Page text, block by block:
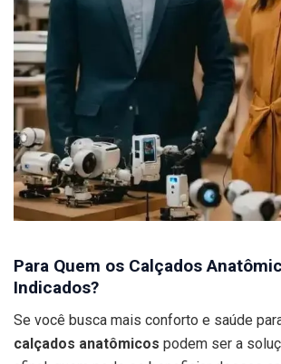
Para Quem os Calçados
Indicados?
Se você busca mais conforto e saúde
calçados anatômicos podem ser a